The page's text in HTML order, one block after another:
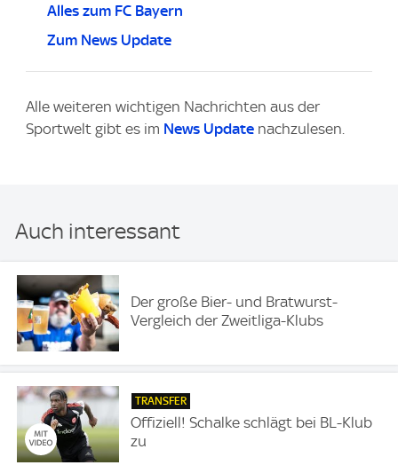
Alles zum FC Bayern
Zum News Update
Alle weiteren wichtigen Nachrichten aus der
Sportwelt gibt es im News Update nachzulesen.
Auch interessant
Der große Bier- und Bratwurst-
Vergleich der Zweitliga-Klubs
TRANSFER
Offiziell! Schalke schlägt bei BL-Klub
zu